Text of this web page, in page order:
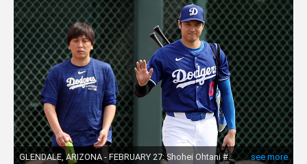
イカゲーム いまおかしんじ
いまおかしんじ監督 インターステラー
ウーナ・チャップリン ウィキッド ふたりの魔女
ウィキッド 永遠の約束 エマ・ストーン
エミリー・ブラント エル・ファニング